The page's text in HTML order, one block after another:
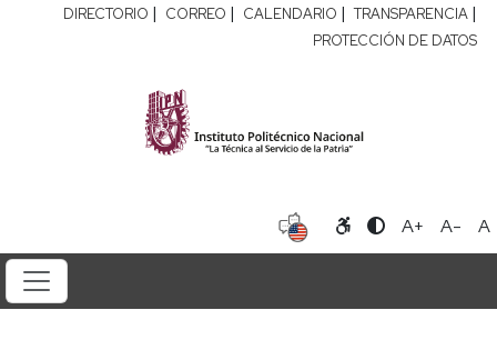
DIRECTORIO | CORREO | CALENDARIO | TRANSPARENCIA |
PROTECCIÓN DE DATOS
A+ A- A